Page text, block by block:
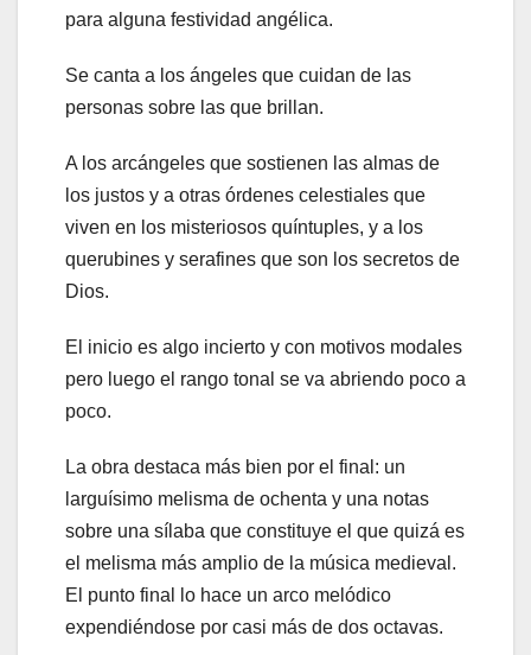
para alguna festividad angélica.
Se canta a los ángeles que cuidan de las
personas sobre las que brillan.
A los arcángeles que sostienen las almas de
los justos y a otras órdenes celestiales que
viven en los misteriosos quíntuples, y a los
querubines y serafines que son los secretos de
Dios.
El inicio es algo incierto y con motivos modales
pero luego el rango tonal se va abriendo poco a
poco.
La obra destaca más bien por el final: un
larguísimo melisma de ochenta y una notas
sobre una sílaba que constituye el que quizá es
el melisma más amplio de la música medieval.
El punto final lo hace un arco melódico
expendiéndose por casi más de dos octavas.